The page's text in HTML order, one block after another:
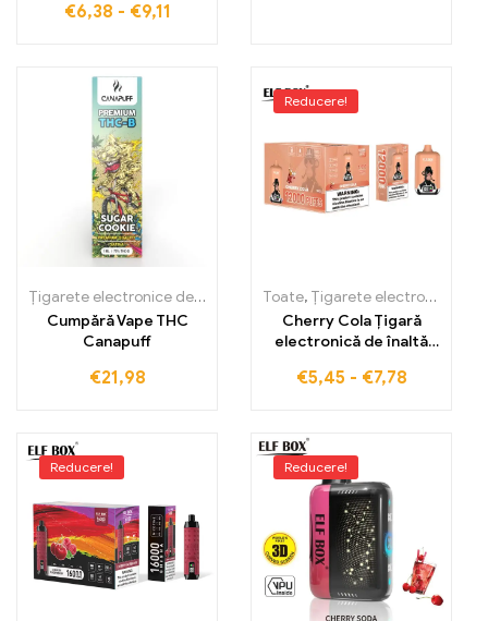
vamale – o plăcere
rece WASPE 20000
PUFFS Dual Mesh
€6,38 - €9,11
Țigarete electronice de unică folosință ,Țigarete electronice de
Cumpără Vape THC
Canapuff
€21,98
Reducere!
Toate, Țigarete electronice de unică folosință
Cherry Cola Țigară
electronică de înaltă
mare 12000 Vape ELF
€5,45 - €7,78
Reducere! Reducere!